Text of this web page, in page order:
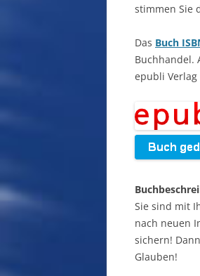
stimmen Sie
Das Buch
Buchhandel.
epubli Verlag
Sie sind mit
nach neuen
sichern!
Glauben!